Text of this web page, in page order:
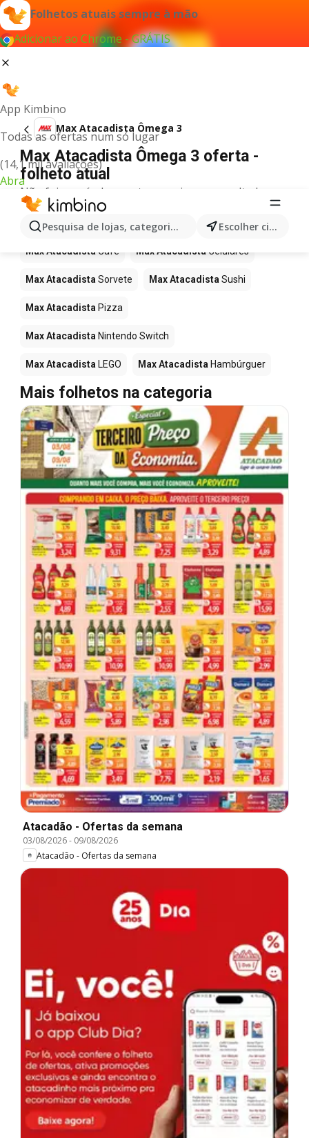
Folhetos atuais sempre à mão
Adicionar ao Chrome - GRÁTIS
App Kimbino
Todas as ofertas num só lugar
(14,1 mil avaliações)
Abra
Pesquisa de lojas, categorias,produtos... Escolher cidade
Max Atacadista Ômega 3
Max Atacadista Ômega 3 oferta -
folheto atual
Não foi possível encontrar quaisquer resultados
para este termo.
Mais produtos em Max Atacadista
Max Atacadista Café Max Atacadista Celulares
Max Atacadista Sorvete Max Atacadista Sushi
Max Atacadista Pizza
Max Atacadista Nintendo Switch
Max Atacadista LEGO Max Atacadista Hambúrguer
Mais folhetos na categoria
Atacadão - Ofertas da semana
03/08/2026- 09/08/2026
Atacadão - Ofertas da semana